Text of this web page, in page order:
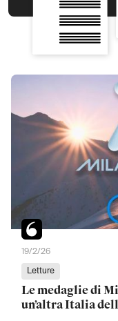
19/2/26
Letture
Le medaglie di
un’altra Italia